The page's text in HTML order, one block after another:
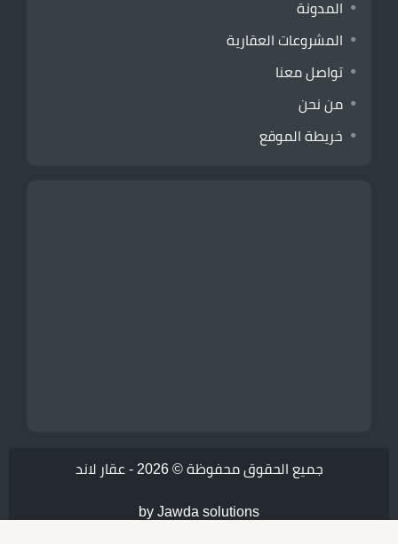
المدونة
المشروعات العقارية
تواصل معنا
من نحن
خريطة الموقع
جميع الحقوق محفوظة © 2026 - عقار لاند
by Jawda solutions